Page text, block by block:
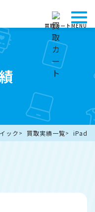
買取カートMENU
ック 買取実績一覧 iPad